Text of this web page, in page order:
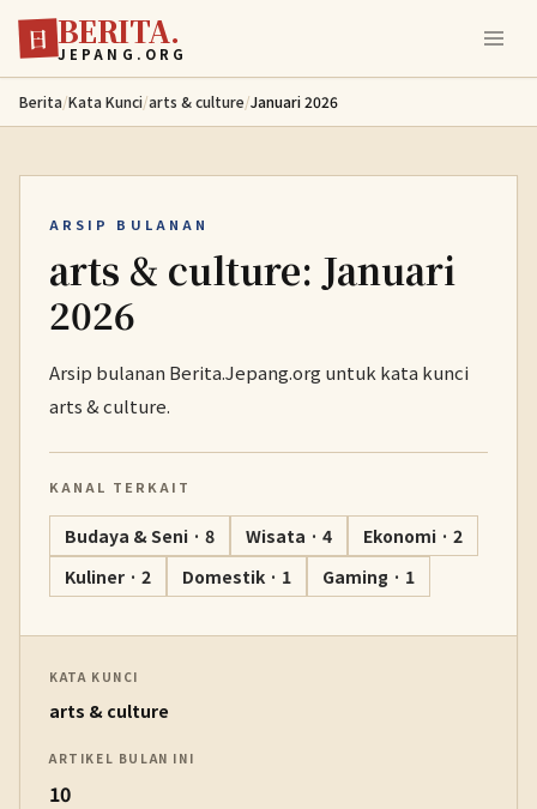
Lewati ke konten utama
日 BERITA.
JEPANG.ORG
Berita/Kata Kunci/arts & culture/Januari 2026
ARSIP BULANAN
arts & culture: Januari
2026
Arsip bulanan Berita.Jepang.org untuk kata kunci
arts & culture.
KANAL TERKAIT
Budaya & Seni · 8 Wisata · 4
Ekonomi · 2
Kuliner · 2
Domestik · 1 Gaming · 1
KATA KUNCI
arts & culture
ARTIKEL BULAN INI
10